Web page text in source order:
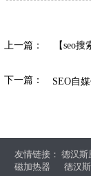
上一篇： 【seo
下一篇： SEO自
友情链接：德汉斯
磁加热器
德汉